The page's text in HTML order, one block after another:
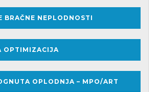
BRAČNE NEPLODNOSTI
OPTIMIZACIJA
OPLODNJA – MPO/ART